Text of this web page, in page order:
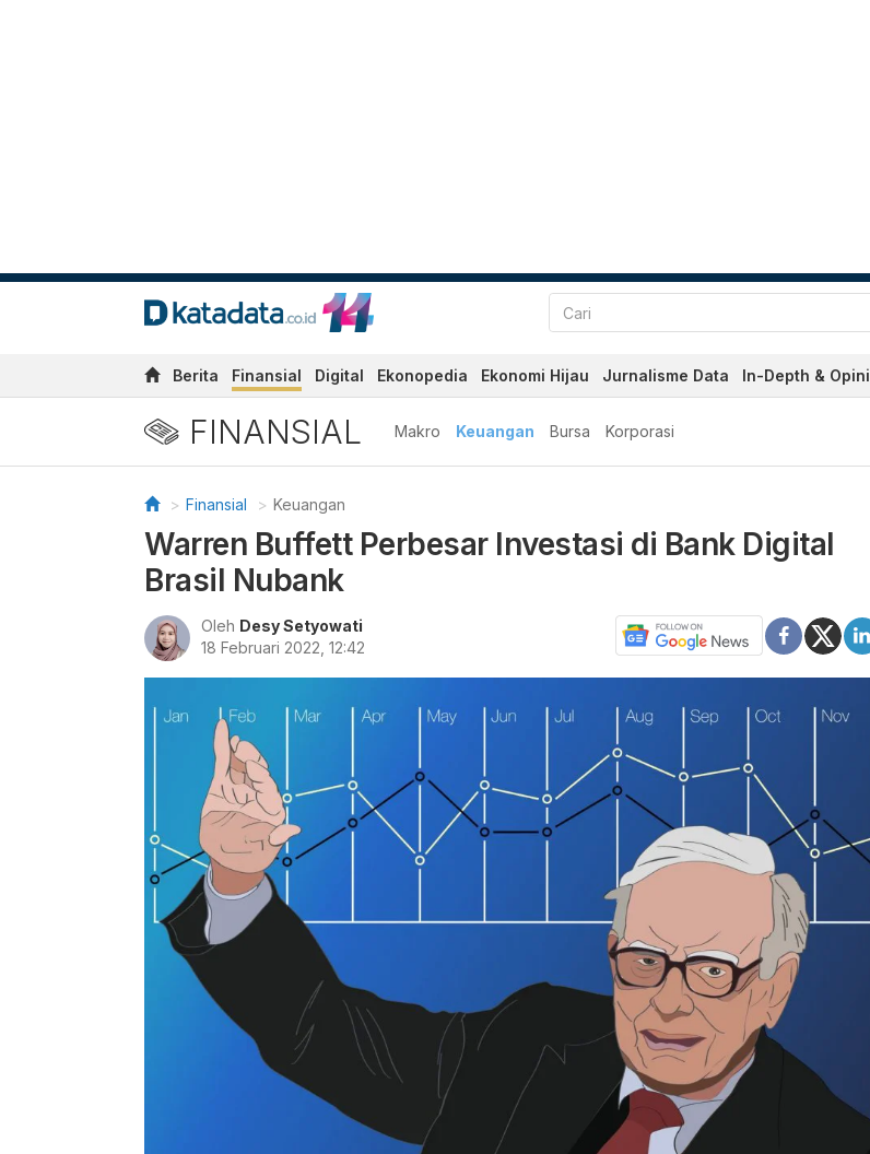
Berita Finansial Digital Ekonopedia Ekonomi Hijau Jurnalisme Data In-Depth & Opini
FINANSIAL Makro Keuangan Bursa Korporasi
Finansial Keuangan
Warren Buffett Perbesar Investasi di Bank Digital
Brasil Nubank
Oleh Desy Setyowati
18 Februari 2022, 12:42